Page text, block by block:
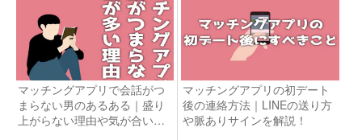
マッチングアプリで会話がつ
まらない男のあるある｜盛り
上がらない理由や気が合いそ
マッチングアプリの初デート
後の連絡方法｜LINEの送り方
や脈ありサインを解説！